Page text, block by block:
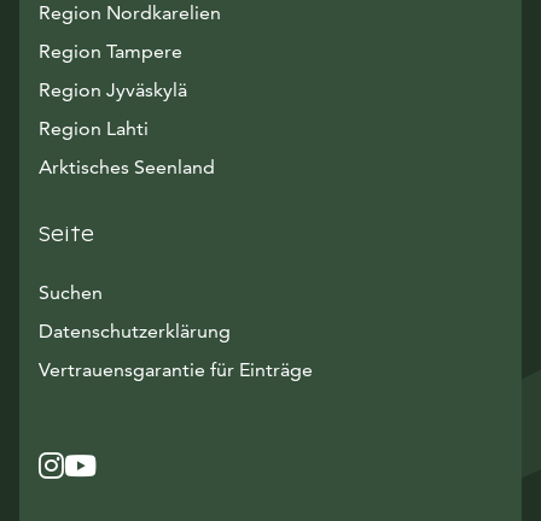
Region Nordkarelien
Region Tampere
Region Jyväskylä
Region Lahti
Arktisches Seenland
Seite
Suchen
Datenschutzerklärung
Vertrauensgarantie für Einträge
Instagram
Avautuu uuteen ikkunaan
YouTube
Avautuu uuteen ikkunaan